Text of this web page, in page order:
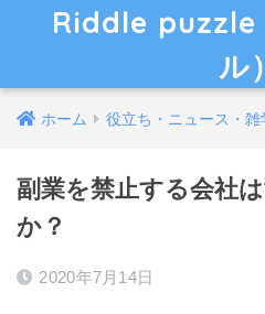
Riddle puzzle
ル）
ホーム 役立ち・ニュース・雑
副業を禁止する会社
か？
2020年7月14日